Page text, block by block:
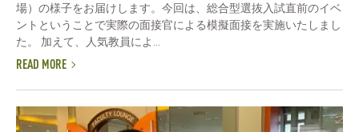
場）の様子をお届けします。今回は、総合型選抜入試直前のイベ
ントということで実際の面接官による模擬面接を実施いたしまし
た。 加えて、人気教員によ...
READ MORE